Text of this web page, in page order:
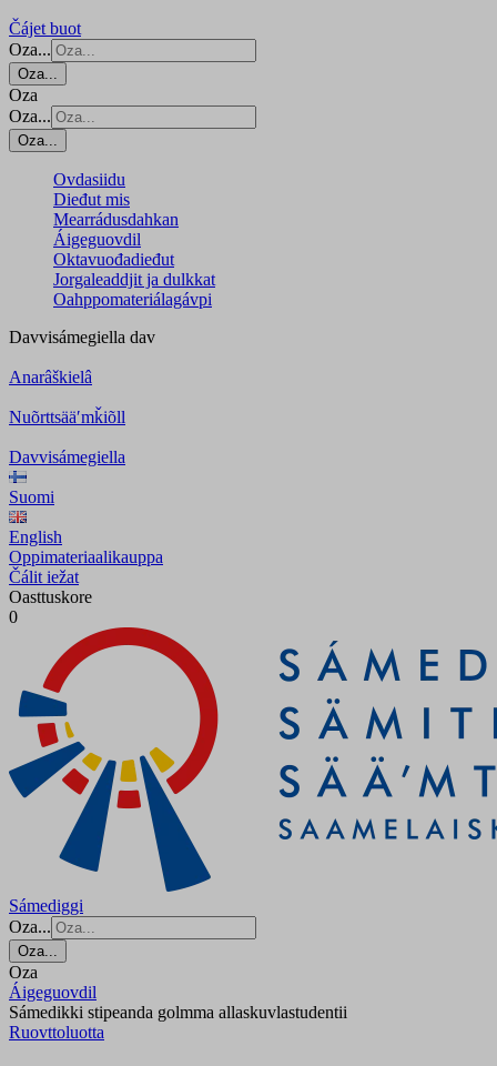
Čájet buot
Oza...
Oza...
Oza
Oza...
Oza...
Ovdasiidu
Dieđut mis
Mearrádusdahkan
Áigeguovdil
Oktavuođadieđut
Jorgaleaddjit ja dulkkat
Oahppomateriálagávpi
Davvisámegiella dav
Anarâškielâ
Nuõrttsääʹmǩiõll
Davvisámegiella
Suomi
English
Oppimateriaalikauppa
Čálit iežat
Oasttuskore
0
Sámediggi
Oza...
Oza...
Oza
Áigeguovdil
Sámedikki stipeanda golmma allaskuvlastudentii
Ruovttoluotta